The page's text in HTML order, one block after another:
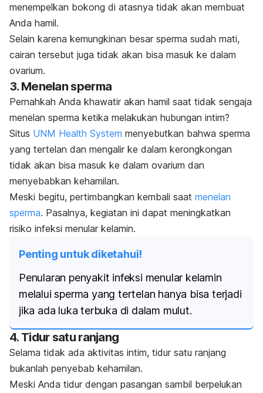
menempelkan bokong di atasnya tidak akan membuat
Anda hamil.
Selain karena kemungkinan besar sperma sudah mati,
cairan tersebut juga tidak akan bisa masuk ke dalam
ovarium.
3. Menelan sperma
Pernahkah Anda khawatir akan hamil saat tidak sengaja
menelan sperma ketika melakukan hubungan intim?
Situs UNM Health System menyebutkan bahwa sperma
yang tertelan dan mengalir ke dalam kerongkongan
tidak akan bisa masuk ke dalam ovarium dan
menyebabkan kehamilan.
Meski begitu, pertimbangkan kembali saat menelan
sperma. Pasalnya, kegiatan ini dapat meningkatkan
risiko infeksi menular kelamin.
Penting untuk diketahui!
Penularan penyakit infeksi menular kelamin
melalui sperma yang tertelan hanya bisa terjadi
jika ada luka terbuka di dalam mulut.
4. Tidur satu ranjang
Selama tidak ada aktivitas intim, tidur satu ranjang
bukanlah penyebab kehamilan.
Meski Anda tidur dengan pasangan sambil berpelukan